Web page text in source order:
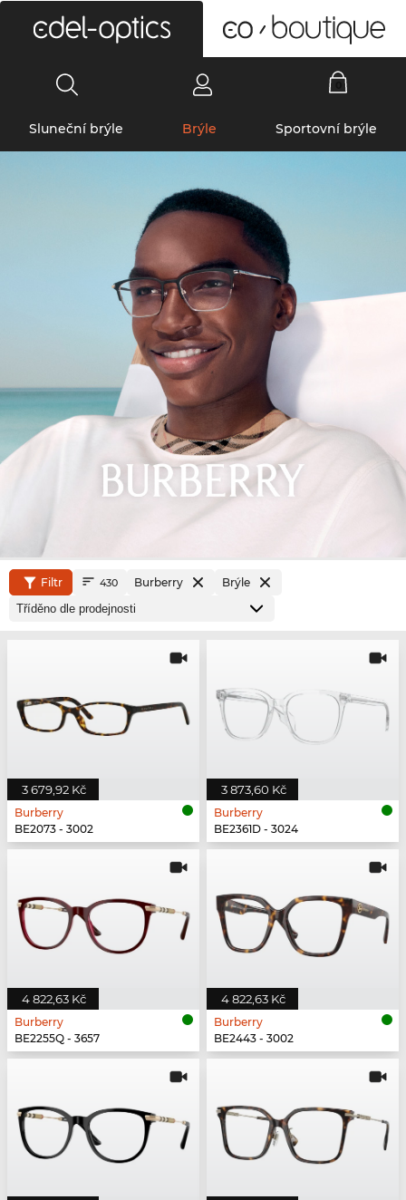
Sluneční brýle Brýle Sportovní brýle
Filtr 430 Burberry Brýle
3 679,92 Kč
Burberry
BE2073 - 3002
3 873,60 Kč
Burberry
BE2361D - 3024
4 822,63 Kč
Burberry
BE2255Q - 3657
4 822,63 Kč
Burberry
BE2443 - 3002